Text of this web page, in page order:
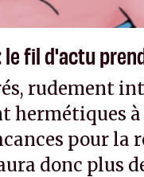
le fil d'actu
rudement
hermétiques
pour la
donc plus